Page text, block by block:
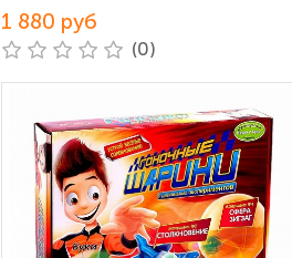
1 880 руб
(0)